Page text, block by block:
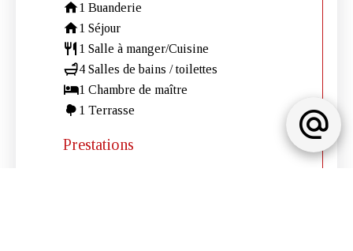
1 Buanderie
1 Séjour
1 Salle à manger/Cuisine
4 Salles de bains / toilettes
1 Chambre de maître
1 Terrasse
Prestations